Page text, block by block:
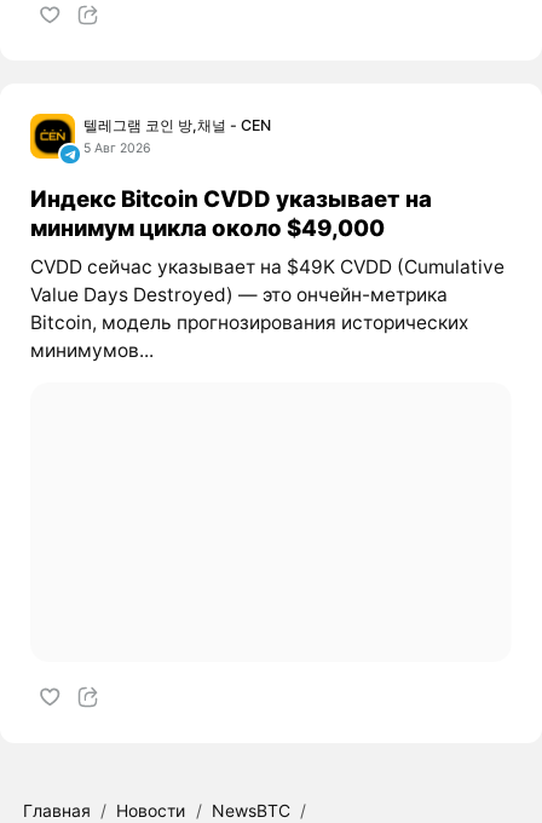
텔레그램 코인 방,채널 - CEN
5 Авг 2026
Индекс Bitcoin CVDD указывает на
минимум цикла около $49,000
CVDD сейчас указывает на $49K CVDD (Cumulative
Value Days Destroyed) — это ончейн-метрика
Bitcoin, модель прогнозирования исторических
минимумов...
Главная / Новости / NewsBTC /